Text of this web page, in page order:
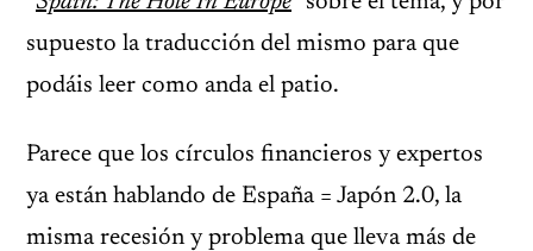
supuesto la traducción del mismo para que
podáis leer como anda el patio.
Parece que los círculos financieros y expertos
ya están hablando de España = Japón 2.0, la
misma recesión y problema que lleva más de